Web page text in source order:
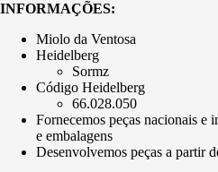
INFORMAÇÕES:
Miolo da Ventosa
Heidelberg
Sormz
Código Heidelberg
66.028.050
Fornecemos peças nacionais e
e embalagens
Desenvolvemos peças a partir